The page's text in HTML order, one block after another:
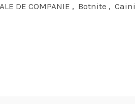
DE COMPANIE , Botnite , Caini